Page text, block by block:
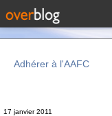
Adhérer à l'AAFC
17 janvier 2011